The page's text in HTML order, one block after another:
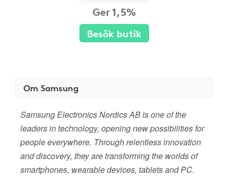
Ger 1,5%
Besök butik
Om Samsung
Samsung Electronics Nordics AB is one of the
leaders in technology, opening new possibilities for
people everywhere. Through relentless innovation
and discovery, they are transforming the worlds of
smartphones, wearable devices, tablets and PC.